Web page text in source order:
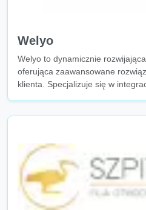
Welyo
Welyo to dynamicznie
oferująca zaawansowane
klienta. Specjalizuje się w